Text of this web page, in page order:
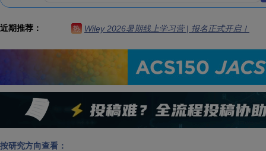
近期推荐： 热 Wiley 2026暑期线上学习营 | 报名正式开启！
按研究方向查看：